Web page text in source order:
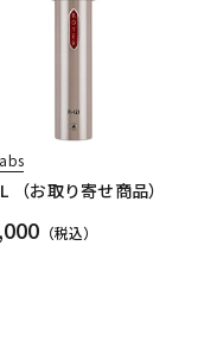
（お取り寄せ商品）
（税込）